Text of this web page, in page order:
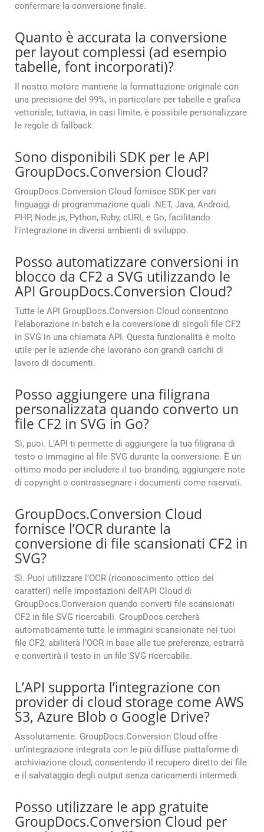
confermare la conversione finale.
Quanto è accurata la conversione
per layout complessi (ad esempio
tabelle, font incorporati)?
Il nostro motore mantiene la formattazione originale con
una precisione del 99%, in particolare per tabelle e grafica
vettoriale; tuttavia, in casi limite, è possibile personalizzare
le regole di fallback.
Sono disponibili SDK per le API
GroupDocs.Conversion Cloud?
GroupDocs.Conversion Cloud fornisce SDK per vari
linguaggi di programmazione quali .NET, Java, Android,
PHP, Node.js, Python, Ruby, cURL e Go, facilitando
l’integrazione in diversi ambienti di sviluppo.
Posso automatizzare conversioni in
blocco da CF2 a SVG utilizzando le
API GroupDocs.Conversion Cloud?
Tutte le API GroupDocs.Conversion Cloud consentono
l’elaborazione in batch e la conversione di singoli file CF2
in SVG in una chiamata API. Questa funzionalità è molto
utile per le aziende che lavorano con grandi carichi di
lavoro di documenti.
Posso aggiungere una filigrana
personalizzata quando converto un
file CF2 in SVG in Go?
Sì, puoi. L’API ti permette di aggiungere la tua filigrana di
testo o immagine al file SVG durante la conversione. È un
ottimo modo per includere il tuo branding, aggiungere note
di copyright o contrassegnare i documenti come riservati.
GroupDocs.Conversion Cloud
fornisce l’OCR durante la
conversione di file scansionati CF2 in
SVG?
Sì. Puoi utilizzare l’OCR (riconoscimento ottico dei
caratteri) nelle impostazioni dell’API Cloud di
GroupDocs.Conversion quando converti file scansionati
CF2 in file SVG ricercabili. GroupDocs cercherà
automaticamente tutte le immagini scansionate nei tuoi
file CF2, abiliterà l’OCR in base alle tue preferenze, estrarrà
e convertirà il testo in un file SVG ricercabile.
L’API supporta l’integrazione con
provider di cloud storage come AWS
S3, Azure Blob o Google Drive?
Assolutamente. GroupDocs.Conversion Cloud offre
un’integrazione integrata con le più diffuse piattaforme di
archiviazione cloud, consentendo il recupero diretto dei file
e il salvataggio degli output senza caricamenti intermedi.
Posso utilizzare le app gratuite
GroupDocs.Conversion Cloud per